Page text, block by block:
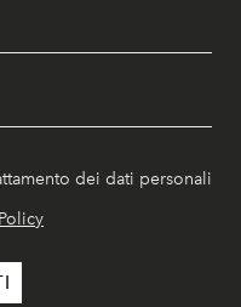
dei dati personali